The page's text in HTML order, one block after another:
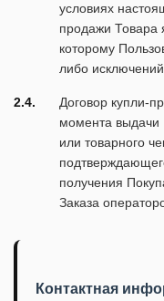
условиях
продажи Товара
которому
либо
2.4.
Договор купли-
момента выдачи
или товарного
получения
Заказа
Контактная